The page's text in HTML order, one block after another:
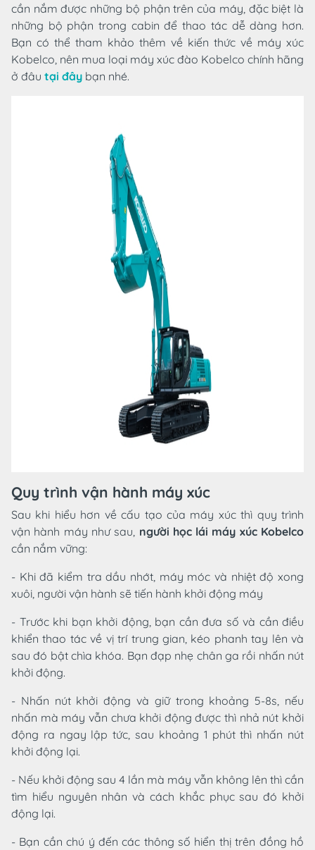
cần nắm được những bộ phận trên của máy, đặc biệt là
những bộ phận trong cabin để thao tác dễ dàng hơn.
Bạn có thể tham khảo thêm về kiến thức về máy xúc
Kobelco, nên mua loại máy xúc đào Kobelco chính hãng
ở đâu tại đây bạn nhé.
Quy trình vận hành máy xúc
Sau khi hiểu hơn về cấu tạo của máy xúc thì quy trình
vận hành máy như sau, người học lái máy xúc Kobelco
cần nắm vững:
- Khi đã kiểm tra dầu nhớt, máy móc và nhiệt độ xong
xuôi, người vận hành sẽ tiến hành khởi động máy
- Trước khi bạn khởi động, bạn cần đưa số và cần điều
khiển thao tác về vị trí trung gian, kéo phanh tay lên và
sau đó bật chìa khóa. Bạn đạp nhẹ chân ga rồi nhấn nút
khởi động.
- Nhấn nút khởi động và giữ trong khoảng 5-8s, nếu
nhấn mà máy vẫn chưa khởi động được thì nhả nút khởi
động ra ngay lập tức, sau khoảng 1 phút thì nhấn nút
khởi động lại.
- Nếu khởi động sau 4 lần mà máy vẫn không lên thì cần
tìm hiểu nguyên nhân và cách khắc phục sau đó khởi
động lại.
- Bạn cần chú ý đến các thông số hiển thị trên đồng hồ